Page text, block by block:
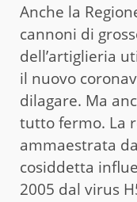
Anche la
cannoni di
dell’artiglieria
il nuovo
dilagare. Ma
tutto fermo. La
ammaestrata
cosiddetta
2005 dal virus